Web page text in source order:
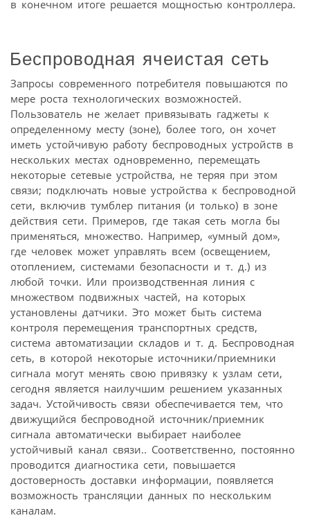
в конечном итоге решается мощностью контроллера.
Беспроводная ячеистая сеть
Запросы современного потребителя повышаются по
мере роста технологических возможностей.
Пользователь не желает привязывать гаджеты к
определенному месту (зоне), более того, он хочет
иметь устойчивую работу беспроводных устройств в
нескольких местах одновременно, перемещать
некоторые сетевые устройства, не теряя при этом
связи; подключать новые устройства к беспроводной
сети, включив тумблер питания (и только) в зоне
действия сети. Примеров, где такая сеть могла бы
применяться, множество. Например, «умный дом»,
где человек может управлять всем (освещением,
отоплением, системами безопасности и т. д.) из
любой точки. Или производственная линия с
множеством подвижных частей, на которых
установлены датчики. Это может быть система
контроля перемещения транспортных средств,
система автоматизации складов и т. д. Беспроводная
сеть, в которой некоторые источники/приемники
сигнала могут менять свою привязку к узлам сети,
сегодня является наилучшим решением указанных
задач. Устойчивость связи обеспечивается тем, что
движущийся беспроводной источник/приемник
сигнала автоматически выбирает наиболее
устойчивый канал связи.. Соответственно, постоянно
проводится диагностика сети, повышается
достоверность доставки информации, появляется
возможность трансляции данных по нескольким
каналам.